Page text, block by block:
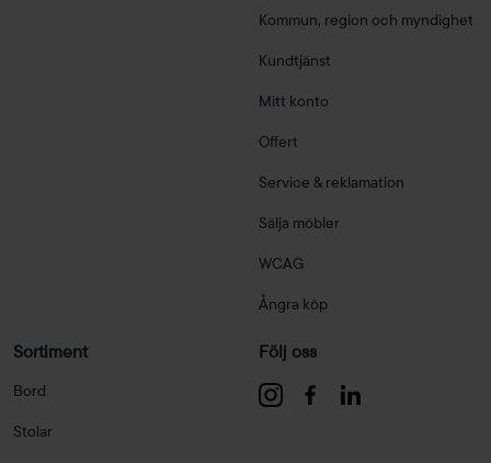
Kommun, region och myndighet
Kundtjänst
Mitt konto
Offert
Service & reklamation
Sälja möbler
WCAG
Ångra köp
Sortiment
Bord
Stolar
Följ oss